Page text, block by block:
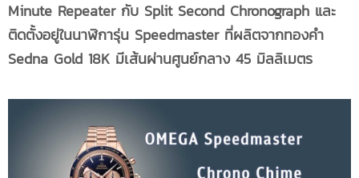
Minute Repeater กับ Split Second Chronograph และ
ติดตั้งอยู่ในนาฬิการุ่น Speedmaster ที่ผลิตจากทองคำ
Sedna Gold 18K มีเส้นผ่านศูนย์กลาง 45 มิลลิเมตร